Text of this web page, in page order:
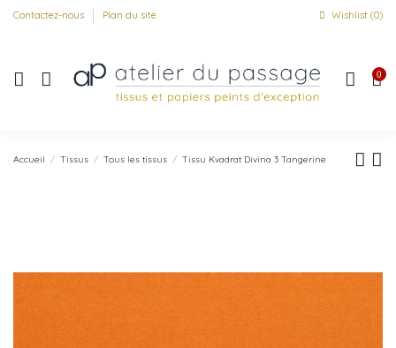
Contactez-nous Plan du site Wishlist (0)
0
Accueil Tissus Tous les tissus Tissu Kvadrat Divina 3 Tangerine